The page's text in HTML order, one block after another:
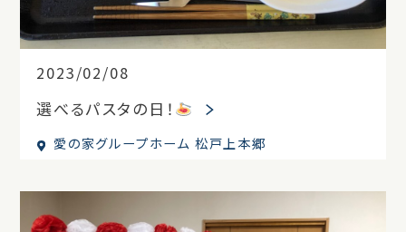
2023/02/08
選べるパスタの日！
愛の家グループホーム 松戸上本郷